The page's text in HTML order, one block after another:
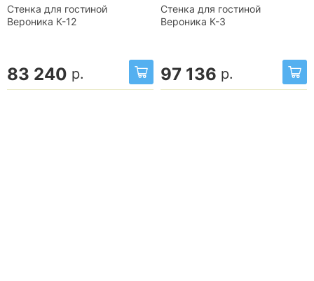
Стенка для гостиной
Вероника К-12
83 240 р.
Стенка для гостиной
Вероника К-3
97 136 р.